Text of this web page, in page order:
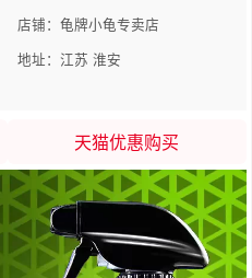
店铺：龟牌小龟专卖店
地址：江苏 淮安
天猫优惠购买